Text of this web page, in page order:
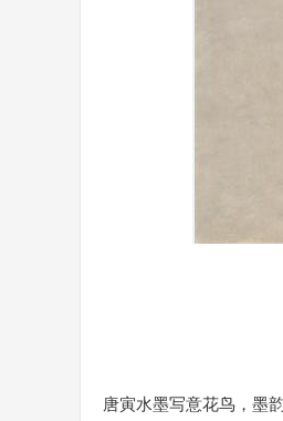
唐寅水墨写意花鸟，墨